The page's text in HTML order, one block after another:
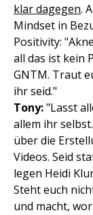
klar dagegen.
Mindset in
Positivity:
all das ist kein
GNTM. Traut
ihr seid."
Tony:"Lasst
allem ihr
über die
Videos. Seid
legen Heidi
Steht euch
und macht,